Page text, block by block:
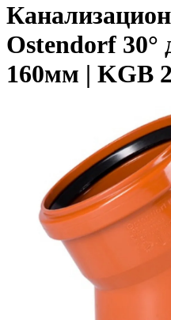
Ostendorf 30°
160мм | KGB